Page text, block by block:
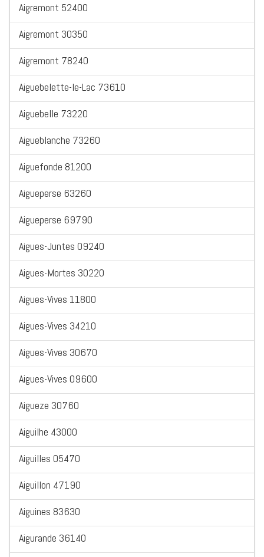
Aigremont 52400
Aigremont 30350
Aigremont 78240
Aiguebelette-le-Lac 73610
Aiguebelle 73220
Aigueblanche 73260
Aiguefonde 81200
Aigueperse 63260
Aigueperse 69790
Aigues-Juntes 09240
Aigues-Mortes 30220
Aigues-Vives 11800
Aigues-Vives 34210
Aigues-Vives 30670
Aigues-Vives 09600
Aigueze 30760
Aiguilhe 43000
Aiguilles 05470
Aiguillon 47190
Aiguines 83630
Aigurande 36140